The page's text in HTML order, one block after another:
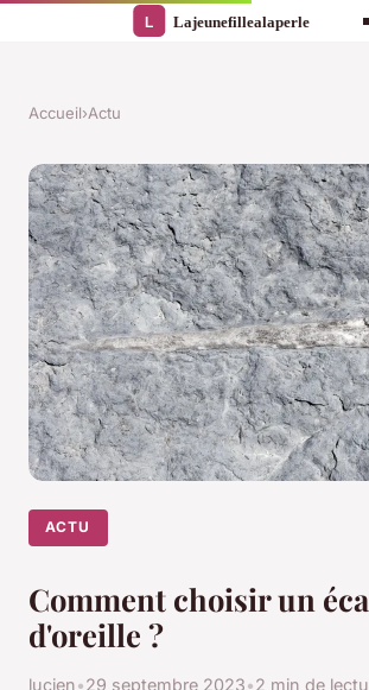
Accueil›Actu
ACTU
Comment choisir un
d'oreille ?
lucien•29 septembre 2023•2 min de